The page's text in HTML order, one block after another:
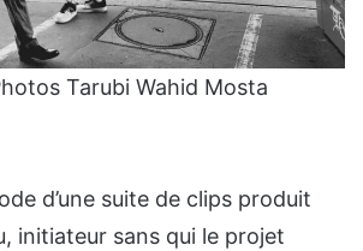
Tarubi Wahid Mosta
d’une suite de clips produit
initiateur sans qui le projet